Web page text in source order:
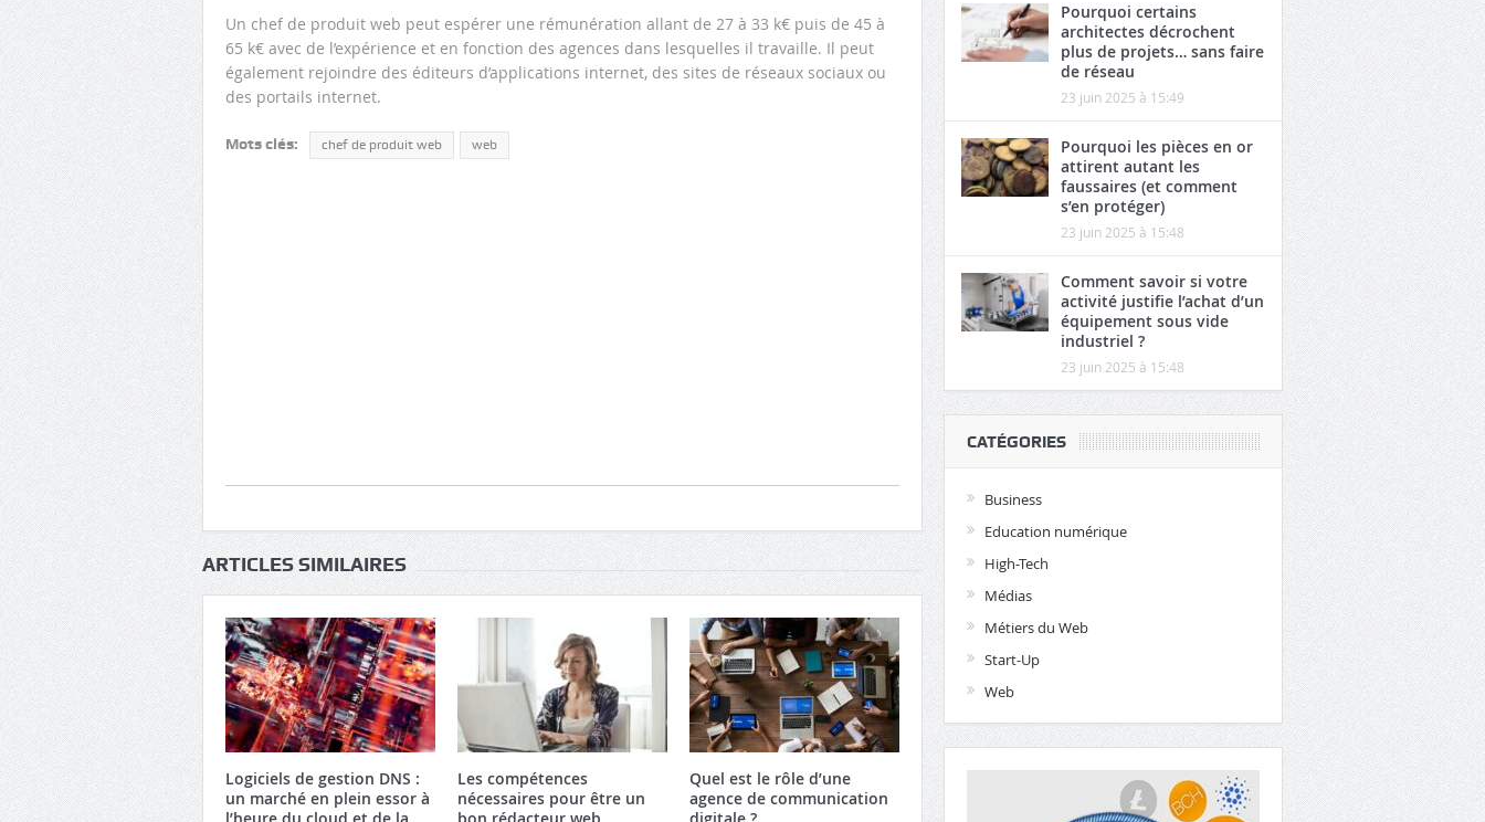
Un chef de produit web peut espérer une rémunération allant de 27 à 33 k€ puis de 45 à
65 k€ avec de l’expérience et en fonction des agences dans lesquelles il travaille. Il peut
également rejoindre des éditeurs d’applications internet, des sites de réseaux sociaux ou
des portails internet.
Mots clés: chef de produit web web
ARTICLES SIMILAIRES
Logiciels de gestion DNS :
un marché en plein essor à
Les compétences
nécessaires pour être un
Quel est le rôle d’une
agence de communication
Pourquoi certains
architectes décrochent
plus de projets… sans faire
de réseau
23 juin 2025 à 15:49
Pourquoi les pièces en or
attirent autant les
faussaires (et comment
s’en protéger)
23 juin 2025 à 15:48
Comment savoir si votre
activité justifie l’achat d’un
équipement sous vide
industriel ?
23 juin 2025 à 15:48
CATÉGORIES
Business
Education numérique
High-Tech
Médias
Métiers du Web
Start-Up
Web